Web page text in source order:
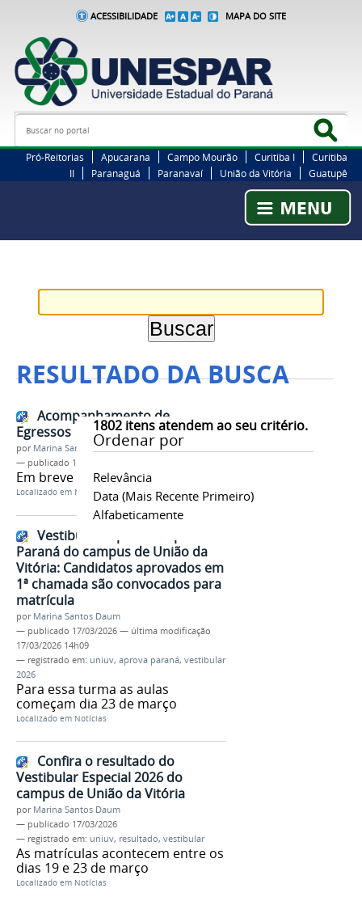
ACESSIBILIDADE MAPA DO SITE
Busca
Pró-Reitorias Apucarana Campo Mourão Curitiba I
Curitiba
II
Paranaguá Paranavaí União da Vitória Guatupê
RESULTADO DA BUSCA
1802itens atendem ao seu critério.
Ordenar por
Relevância
Data (mais Recente Primeiro)
Alfabeticamente
Acompanhamento de
Egressos
por Marina Santos Daum
— publicado 17/03/2026
Em breve novidades
Localizado em Notícias
Vestibular Especial e Aprova
Paraná do campus de União da
Vitória: Candidatos aprovados em
1ª chamada são convocados para
matrícula
por Marina Santos Daum
— publicado 17/03/2026 — última modificação
17/03/2026 14h09
— registrado em: uniuv, aprova paraná, vestibular
2026
Para essa turma as aulas
começam dia 23 de março
Localizado em Notícias
Confira o resultado do
Vestibular Especial 2026 do
campus de União da Vitória
por Marina Santos Daum
— publicado 17/03/2026
— registrado em: uniuv, resultado, vestibular
As matrículas acontecem entre os
dias 19 e 23 de março
Localizado em Notícias